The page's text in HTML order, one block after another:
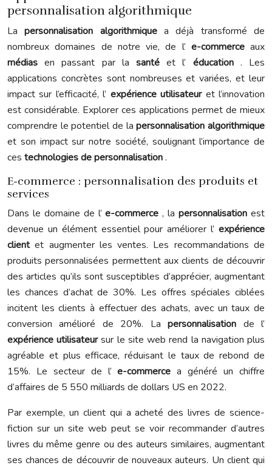
personnalisation algorithmique
Lapersonnalisation algorithmiquea déjà transformé de
nombreux domaines de notre vie, de l’ e-commerce aux
médiasen passant par lasantéet l’ éducation . Les
applications concrètes sont nombreuses et variées, et leur
impact sur l’efficacité, l’ expérience utilisateur et l’innovation
est considérable. Explorer ces applications permet de mieux
comprendre le potentiel de lapersonnalisation algorithmique
et son impact sur notre société, soulignant l’importance de
ces technologies de personnalisation.
E-commerce : personnalisation des produits et
services
Dans le domaine de l’e-commerce, lapersonnalisationest
devenue un élément essentiel pour améliorer l’ expérience
clientet augmenter les ventes. Les recommandations de
produits personnalisées permettent aux clients de découvrir
des articles qu’ils sont susceptibles d’apprécier, augmentant
les chances d’achat de 30%. Les offres spéciales ciblées
incitent les clients à effectuer des achats, avec un taux de
conversion amélioré de 20%. Lapersonnalisation de l’
expérience utilisateursur le site web rend la navigation plus
agréable et plus efficace, réduisant le taux de rebond de
15%. Le secteur de l’e-commercea généré un chiffre
d’affaires de 5 550 milliards de dollars US en 2022.
Par exemple, un client qui a acheté des livres de science-
fiction sur un site web peut se voir recommander d’autres
livres du même genre ou des auteurs similaires, augmentant
ses chances de découvrir de nouveaux auteurs. Un client qui